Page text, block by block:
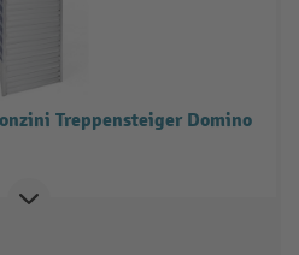
Treppensteiger Domino